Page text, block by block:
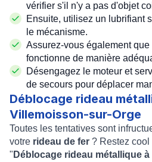
vérifier s'il n'y a pas d'objet
Ensuite, utilisez un lubrifiant
le mécanisme.
Assurez-vous également
fonctionne de manière
Désengagez le moteur et
de secours pour déplacer
Déblocage rideau
Villemoisson-sur-Orge
Toutes les tentatives sont
votre rideau de fer ? Restez
" Déblocage rideau métallique